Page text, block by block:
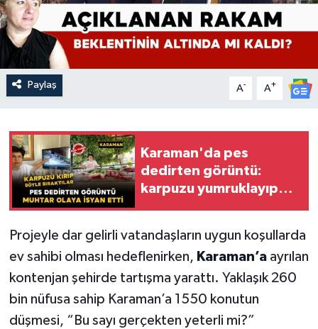
Paylaş A- A+
Karaman'da pes
dedirten görüntü:
karpuzu yumruklayıp
Projeyle dar gelirli vatandaşların uygun koşullarda
ev sahibi olması hedeflenirken, Karaman’aayrılan
kontenjan şehirde tartışma yarattı. Yaklaşık 260
bin nüfusa sahip Karaman’a 1550 konutun
düşmesi, “Bu sayı gerçekten yeterli mi?”